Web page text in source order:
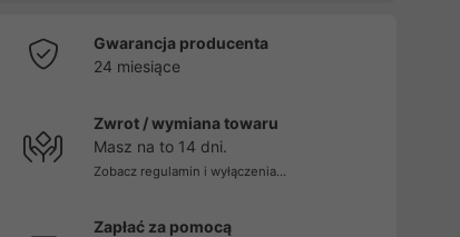
Gwarancja producenta
24 miesiące
Zwrot / wymiana towaru
Masz na to 14 dni.
Zobacz regulamin i wyłączenia...
Zapłać za pomocą